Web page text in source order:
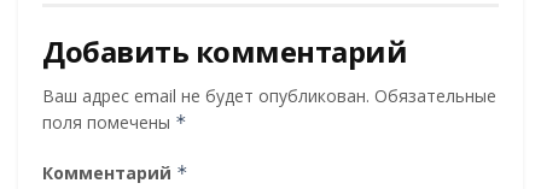
Добавить комментарий
Ваш адрес email не будет опубликован. Обязательные
поля помечены *
Комментарий *